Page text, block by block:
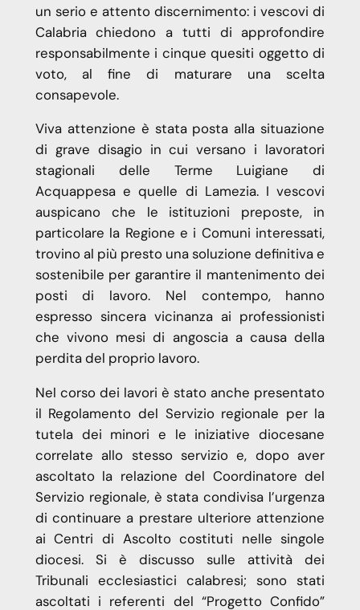
un serio e attento discernimento: i vescovi di
Calabria chiedono a tutti di approfondire
responsabilmente i cinque quesiti oggetto di
voto, al fine di maturare una scelta
consapevole.
Viva attenzione è stata posta alla situazione
di grave disagio in cui versano i lavoratori
stagionali delle Terme Luigiane di
Acquappesa e quelle di Lamezia. I vescovi
auspicano che le istituzioni preposte, in
particolare la Regione e i Comuni interessati,
trovino al più presto una soluzione definitiva e
sostenibile per garantire il mantenimento dei
posti di lavoro. Nel contempo, hanno
espresso sincera vicinanza ai professionisti
che vivono mesi di angoscia a causa della
perdita del proprio lavoro.
Nel corso dei lavori è stato anche presentato
il Regolamento del Servizio regionale per la
tutela dei minori e le iniziative diocesane
correlate allo stesso servizio e, dopo aver
ascoltato la relazione del Coordinatore del
Servizio regionale, è stata condivisa l’urgenza
di continuare a prestare ulteriore attenzione
ai Centri di Ascolto costituti nelle singole
diocesi. Si è discusso sulle attività dei
Tribunali ecclesiastici calabresi; sono stati
ascoltati i referenti del “Progetto Confido”